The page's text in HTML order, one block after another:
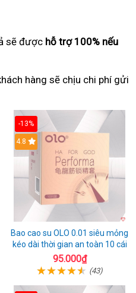
sẽ được hỗ trợ 100% nếu
hàng sẽ chịu chi phí gửi
-13%
Hot
4.8
Bao cao su OLO 0.01 siêu mỏng
kéo dài thời gian an toàn 10 cái
95.000₫
(43)